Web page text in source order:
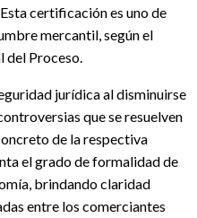
certificación es uno de
mercantil, según el
del Proceso.
jurídica al disminuirse
que se resuelven
de la respectiva
el grado de formalidad de
brindando claridad
entre los comerciantes